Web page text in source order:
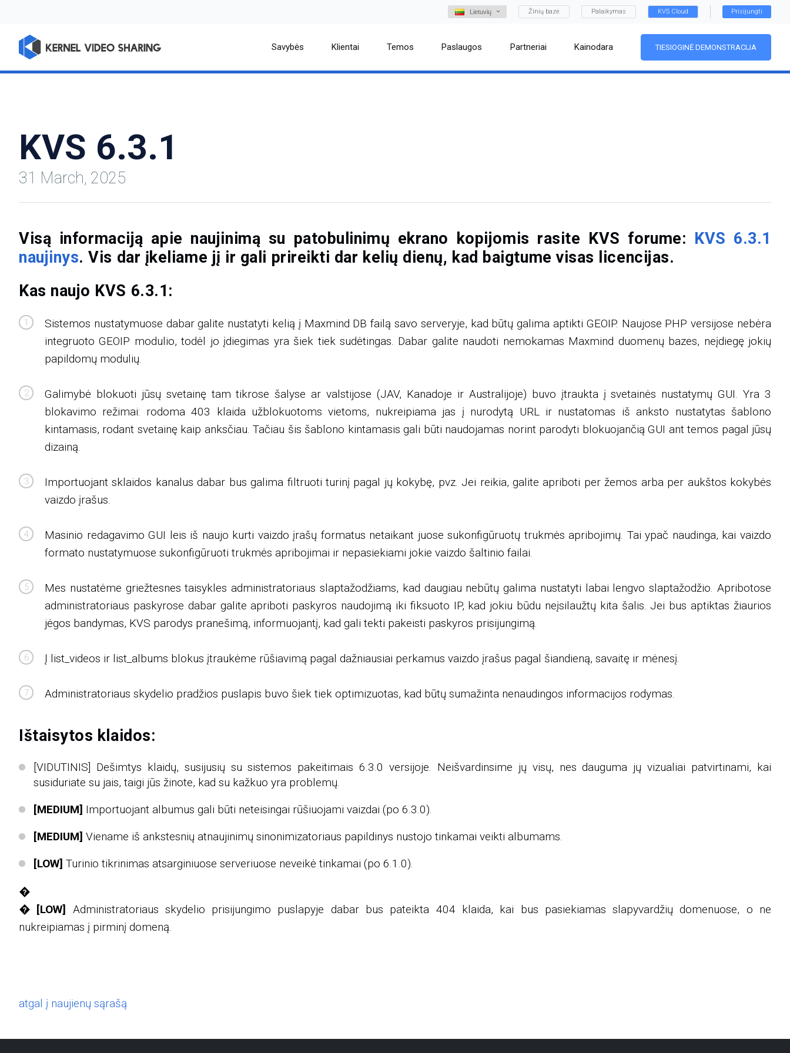
Lietuvių Žinių bazė Palaikymas KVS Cloud Prisijungti
Savybės Klientai Temos Paslaugos Partneriai Kainodara TIESIOGINĖ DEMONSTRACIJA
KVS 6.3.1
31 March, 2025
Visą informaciją apie naujinimą su patobulinimų ekrano kopijomis rasite KVS forume: KVS 6.3.1
naujinys. Vis dar įkeliame jį ir gali prireikti dar kelių dienų, kad baigtume visas licencijas.
Kas naujo KVS 6.3.1:
Sistemos nustatymuose dabar galite nustatyti kelią į Maxmind DB failą savo serveryje, kad būtų galima aptikti GEOIP. Naujose PHP versijose nebėra
integruoto GEOIP modulio, todėl jo įdiegimas yra šiek tiek sudėtingas. Dabar galite naudoti nemokamas Maxmind duomenų bazes, neįdiegę jokių
papildomų modulių.
Galimybė blokuoti jūsų svetainę tam tikrose šalyse ar valstijose (JAV, Kanadoje ir Australijoje) buvo įtraukta į svetainės nustatymų GUI. Yra 3
blokavimo režimai: rodoma 403 klaida užblokuotoms vietoms, nukreipiama jas į nurodytą URL ir nustatomas iš anksto nustatytas šablono
kintamasis, rodant svetainę kaip anksčiau. Tačiau šis šablono kintamasis gali būti naudojamas norint parodyti blokuojančią GUI ant temos pagal jūsų
dizainą.
Importuojant sklaidos kanalus dabar bus galima filtruoti turinį pagal jų kokybę, pvz. Jei reikia, galite apriboti per žemos arba per aukštos kokybės
vaizdo įrašus.
Masinio redagavimo GUI leis iš naujo kurti vaizdo įrašų formatus netaikant juose sukonfigūruotų trukmės apribojimų. Tai ypač naudinga, kai vaizdo
formato nustatymuose sukonfigūruoti trukmės apribojimai ir nepasiekiami jokie vaizdo šaltinio failai.
Mes nustatėme griežtesnes taisykles administratoriaus slaptažodžiams, kad daugiau nebūtų galima nustatyti labai lengvo slaptažodžio. Apribotose
administratoriaus paskyrose dabar galite apriboti paskyros naudojimą iki fiksuoto IP, kad jokiu būdu neįsilaužtų kita šalis. Jei bus aptiktas žiaurios
jėgos bandymas, KVS parodys pranešimą, informuojantį, kad gali tekti pakeisti paskyros prisijungimą.
Į list_videos ir list_albums blokus įtraukėme rūšiavimą pagal dažniausiai perkamus vaizdo įrašus pagal šiandieną, savaitę ir mėnesį.
Administratoriaus skydelio pradžios puslapis buvo šiek tiek optimizuotas, kad būtų sumažinta nenaudingos informacijos rodymas.
Ištaisytos klaidos:
[VIDUTINIS] Dešimtys klaidų, susijusių su sistemos pakeitimais 6.3.0 versijoje. Neišvardinsime jų visų, nes dauguma jų vizualiai patvirtinami, kai
susiduriate su jais, taigi jūs žinote, kad su kažkuo yra problemų.
[MEDIUM] Importuojant albumus gali būti neteisingai rūšiuojami vaizdai (po 6.3.0).
[MEDIUM] Viename iš ankstesnių atnaujinimų sinonimizatoriaus papildinys nustojo tinkamai veikti albumams.
[LOW] Turinio tikrinimas atsarginiuose serveriuose neveikė tinkamai (po 6.1.0).
�
�
[LOW]
Administratoriaus skydelio prisijungimo puslapyje dabar bus pateikta 404 klaida, kai bus pasiekiamas slapyvardžių domenuose, o ne
nukreipiamas į pirminį domeną.
atgal į naujienų sąrašą